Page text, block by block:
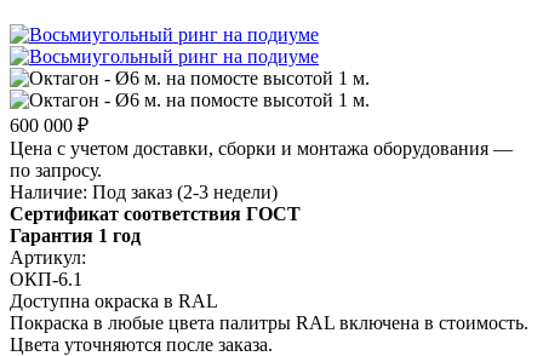
600 000 ₽
Цена с учетом доставки, сборки и монтажа оборудования —
по запросу.
Наличие: Под заказ (2-3 недели)
Сертификат соответствия ГОСТ
Гарантия 1 год
Артикул:
ОКП-6.1
Доступна окраска в RAL
Покраска в любые цвета палитры RAL включена в стоимость.
Цвета уточняются после заказа.